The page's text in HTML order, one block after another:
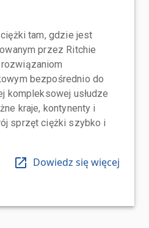
tam, gdzie jest
przez Ritchie
bezpośrednio do
kompleksowej usłudze
kraje, kontynenty i
sprzęt ciężki szybko i
Dowiedz się więcej